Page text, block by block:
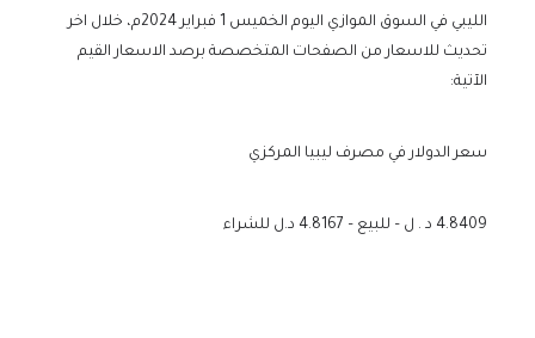
الليبي في السوق الموازي اليوم الخميس 1 فبراير 2024م، خلال اخر
تحديث للاسعار من الصفحات المتخصصة برصد الاسعار القيم
الآتية:
سعر الدولار في مصرف ليبيا المركزي
4.8409 د . ل – للبيع – 4.8167 د.ل للشراء